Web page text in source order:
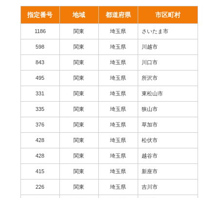
指定番号 地域 都道府県 市区町村
1186 関東 埼玉県 さいたま市
598 関東 埼玉県 川越市
843 関東 埼玉県 川口市
495 関東 埼玉県 所沢市
331 関東 埼玉県 東松山市
335 関東 埼玉県 狭山市
376 関東 埼玉県 草加市
428 関東 埼玉県 松伏市
428 関東 埼玉県 越谷市
415 関東 埼玉県 新座市
226 関東 埼玉県 吉川市